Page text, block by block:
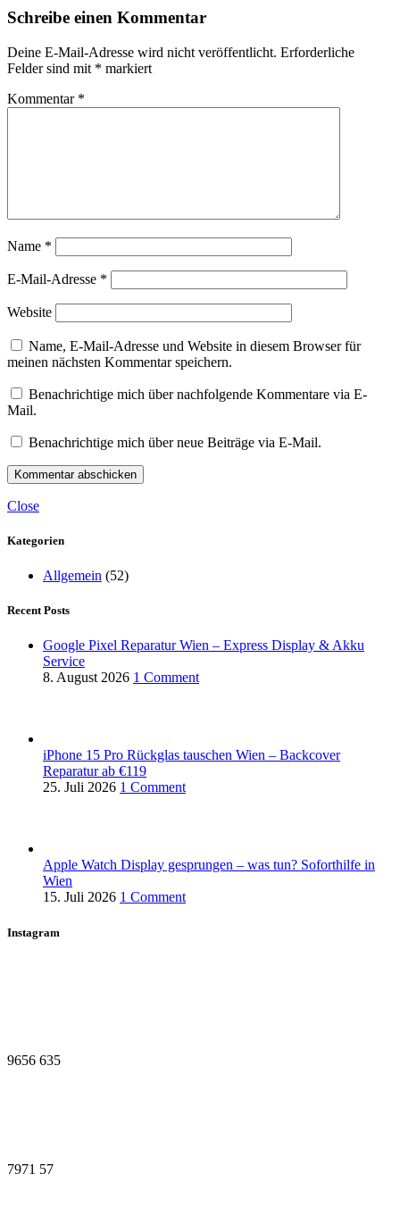
Schreibe einen Kommentar
Deine E-Mail-Adresse wird nicht veröffentlicht. Erforderliche
Felder sind mit * markiert
Kommentar *
Name *
E-Mail-Adresse *
Website
Name, E-Mail-Adresse und Website in diesem Browser für
meinen nächsten Kommentar speichern.
Benachrichtige mich über nachfolgende Kommentare via E-
Mail.
Benachrichtige mich über neue Beiträge via E-Mail.
Close
Kategorien
Allgemein (52)
Recent Posts
Google Pixel Reparatur Wien – Express Display & Akku
Service
8. August 2026 1 Comment
iPhone 15 Pro Rückglas tauschen Wien – Backcover
Reparatur ab €119
25. Juli 2026 1 Comment
Apple Watch Display gesprungen – was tun? Soforthilfe in
Wien
15. Juli 2026 1 Comment
Instagram
9656 635
7971 57